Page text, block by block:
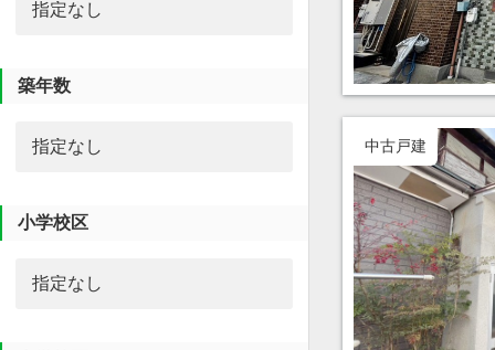
築年数
小学校区
中古戸建